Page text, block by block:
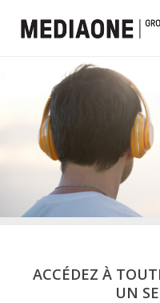
ACCÉDEZ À
UN